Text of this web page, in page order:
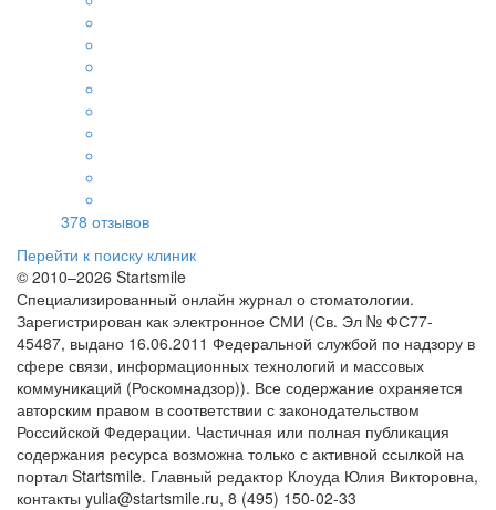
378 отзывов
Перейти к поиску клиник
© 2010–2026 Startsmile
Специализированный онлайн журнал о стоматологии.
Зарегистрирован как электронное СМИ (Св. Эл № ФС77-
45487, выдано 16.06.2011 Федеральной службой по надзору в
сфере связи, информационных технологий и массовых
коммуникаций (Роскомнадзор)). Все содержание охраняется
авторским правом в соответствии с законодательством
Российской Федерации. Частичная или полная публикация
содержания ресурса возможна только с активной ссылкой на
портал Startsmile. Главный редактор Клоуда Юлия Викторовна,
контакты yulia@startsmile.ru, 8 (495) 150-02-33